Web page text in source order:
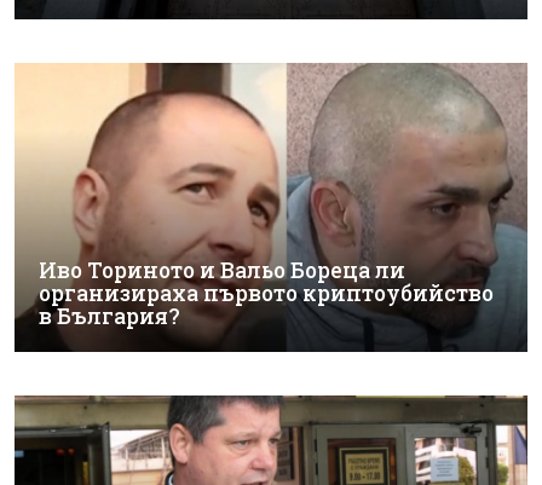
Иво Ториното и Вальо Бореца ли
организираха първото криптоубийство
в България?